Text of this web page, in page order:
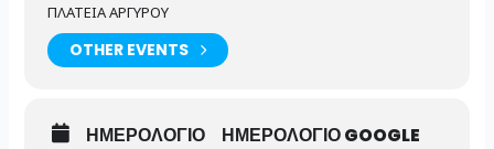
ΠΛΑΤΕΙΑ ΑΡΓΥΡΟΥ
OTHER EVENTS
ΗΜΕΡΟΛΟΓΙΟ ΗΜΕΡΟΛΟΓΙΟ GOOGLE